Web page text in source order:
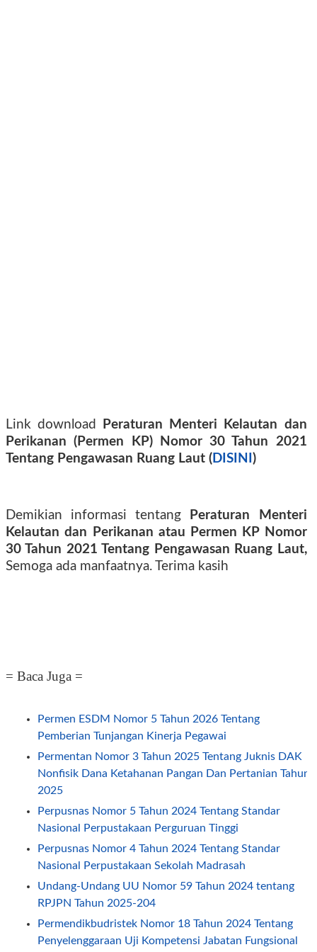
Link download
Peraturan Menteri Kelautan dan
Perikanan (Permen KP) Nomor 30 Tahun 2021
Tentang Pengawasan Ruang Laut ( DISINI )
Demikian informasi tentang
Peraturan Menteri
Kelautan dan Perikanan atau Permen KP Nomor
30 Tahun 2021 Tentang Pengawasan Ruang Laut,
Semoga ada manfaatnya. Terima kasih
= Baca Juga =
Permen ESDM Nomor 5 Tahun 2026 Tentang
Pemberian Tunjangan Kinerja Pegawai
Permentan Nomor 3 Tahun 2025 Tentang Juknis DAK
Nonfisik Dana Ketahanan Pangan Dan Pertanian Tahun
2025
Perpusnas Nomor 5 Tahun 2024 Tentang Standar
Nasional Perpustakaan Perguruan Tinggi
Perpusnas Nomor 4 Tahun 2024 Tentang Standar
Nasional Perpustakaan Sekolah Madrasah
Undang-Undang UU Nomor 59 Tahun 2024 tentang
RPJPN Tahun 2025-204
Permendikbudristek Nomor 18 Tahun 2024 Tentang
Penyelenggaraan Uji Kompetensi Jabatan Fungsional